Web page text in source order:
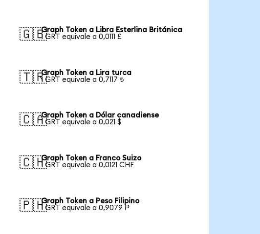
🇬🇧Graph Token a Libra Esterlina Británica
1 GRT equivale a 0,0111 £
🇹🇷Graph Token a Lira turca
1 GRT equivale a 0,7117 ₺
🇨🇦Graph Token a Dólar canadiense
1 GRT equivale a 0,021 $
🇨🇭Graph Token a Franco Suizo
1 GRT equivale a 0,0121 CHF
🇵🇭Graph Token a Peso Filipino
1 GRT equivale a 0,9079 ₱